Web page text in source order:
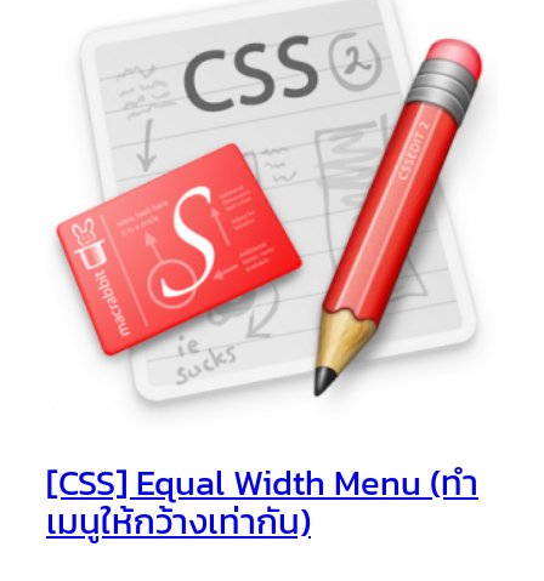
[CSS] Equal Width Menu (ทำ
เมนูให้กว้างเท่ากัน)